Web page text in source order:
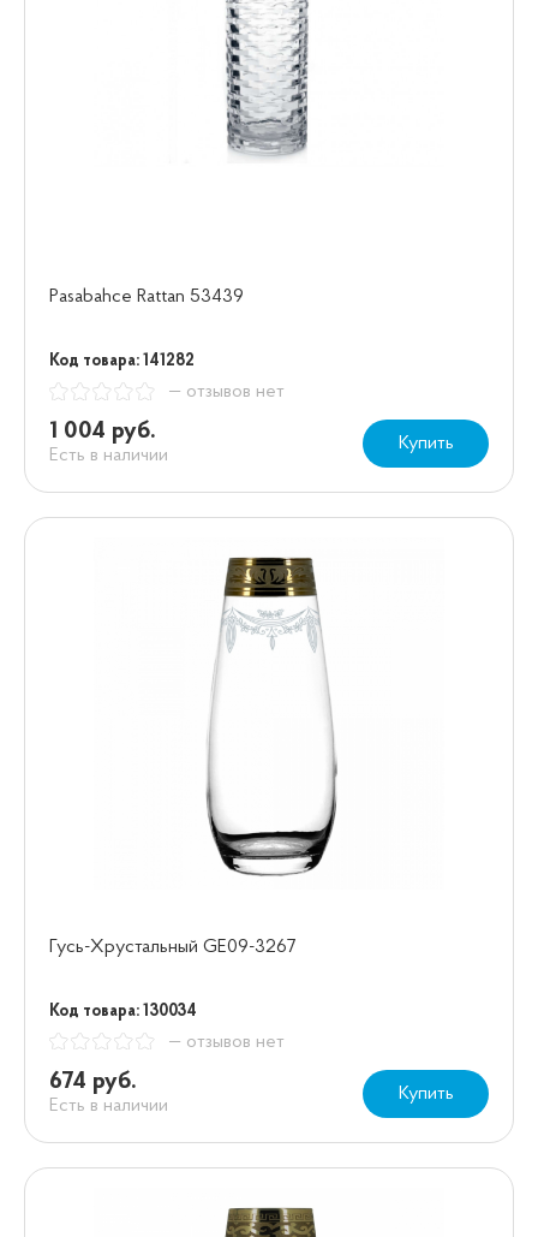
Pasabahce Rattan 53439
Код товара: 141282
— отзывов нет
1 004 руб.
Есть в наличии
Купить
Гусь-Хрустальный GE09-3267
Код товара: 130034
— отзывов нет
674 руб.
Есть в наличии
Купить